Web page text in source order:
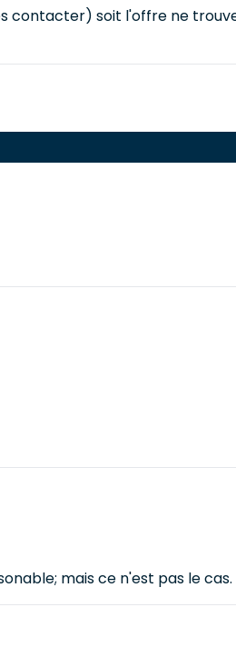
contacter) soit l'offre ne
mais ce n'est pas le cas.